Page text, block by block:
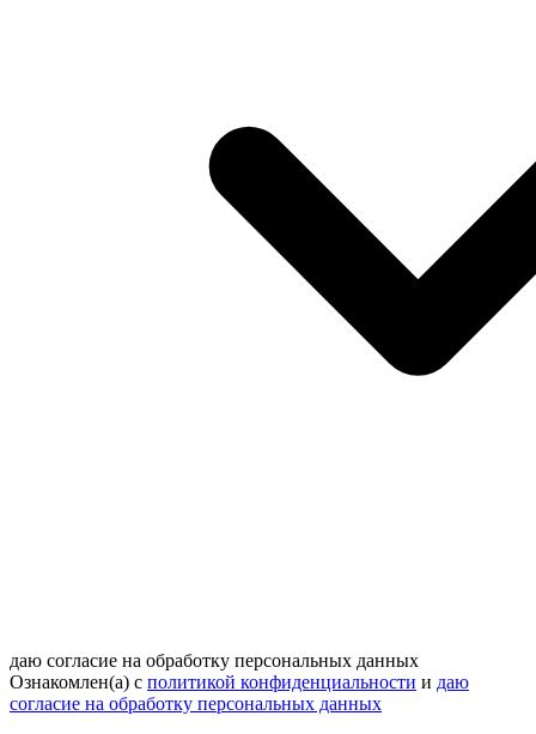
даю согласие на обработку персональных данных
Ознакомлен(а) с политикой конфиденциальности и даю
согласие на обработку персональных данных